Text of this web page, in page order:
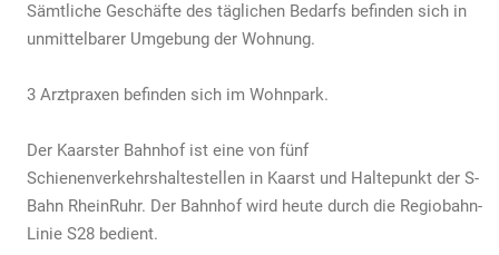
Sämtliche Geschäfte des täglichen Bedarfs befinden sich in
unmittelbarer Umgebung der Wohnung.
3 Arztpraxen befinden sich im Wohnpark.
Der Kaarster Bahnhof ist eine von fünf
Schienenverkehrshaltestellen in Kaarst und Haltepunkt der S­
Bahn Rhein­Ruhr. Der Bahnhof wird heute durch die Regiobahn­
Linie S28 bedient.